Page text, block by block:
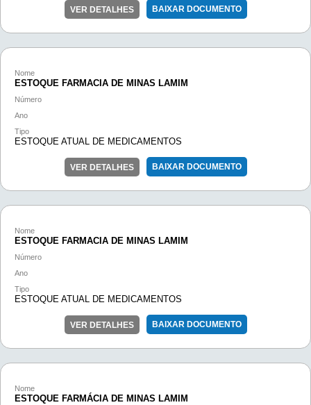
VER DETALHES BAIXAR DOCUMENTO
Nome
ESTOQUE FARMACIA DE MINAS LAMIM
Número
Ano
Tipo
ESTOQUE ATUAL DE MEDICAMENTOS
VER DETALHES BAIXAR DOCUMENTO
Nome
ESTOQUE FARMACIA DE MINAS LAMIM
Número
Ano
Tipo
ESTOQUE ATUAL DE MEDICAMENTOS
VER DETALHES BAIXAR DOCUMENTO
Nome
ESTOQUE FARMÁCIA DE MINAS LAMIM